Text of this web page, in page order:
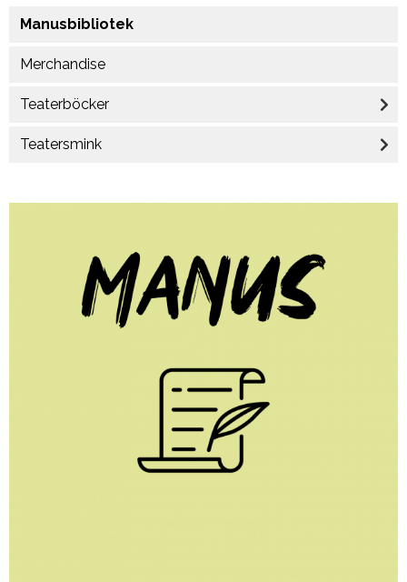
Manusbibliotek
Merchandise
Teaterböcker
Teatersmink